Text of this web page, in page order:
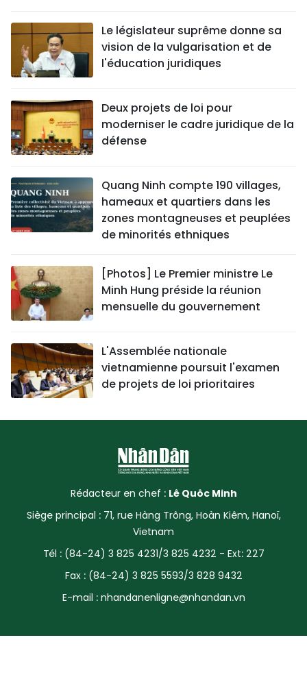
Le législateur suprême donne sa
vision de la vulgarisation et de
l'éducation juridiques
Deux projets de loi pour
moderniser le cadre juridique de la
défense
Quang Ninh compte 190 villages,
hameaux et quartiers dans les
zones montagneuses et peuplées
de minorités ethniques
[Photos] Le Premier ministre Le
Minh Hung préside la réunion
mensuelle du gouvernement
L'Assemblée nationale
vietnamienne poursuit l'examen
de projets de loi prioritaires
Rédacteur en chef : Lê Quôc Minh
Siège principal : 71, rue Hàng Trông, Hoàn Kiêm, Hanoï,
Vietnam
Tél : (84-24) 3 825 4231/3 825 4232 - Ext: 227
Fax : (84-24) 3 825 5593/3 828 9432
E-mail : nhandanenligne@nhandan.vn